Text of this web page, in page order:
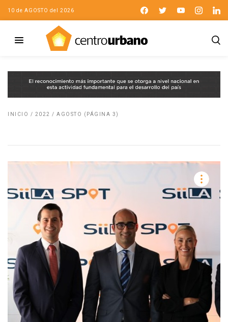
10 de AGOSTO del 2026
INICIO / 2022 / AGOSTO (PÁGINA 3)